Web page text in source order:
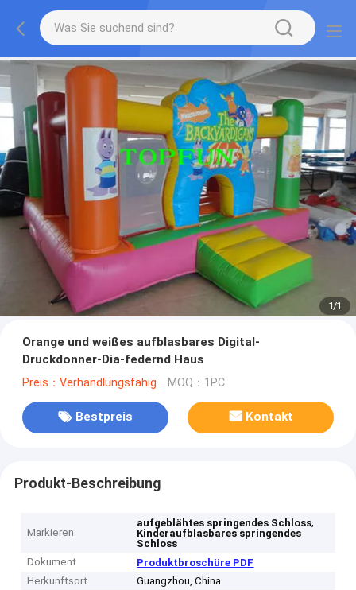
1/1
Orange und weißes aufblasbares Digital-
Druckdonner-Dia-federnd Haus
Preis：Verhandlungsfähig MOQ：1PC
Bestpreis Kontakt
Produkt-Beschreibung
Markieren
aufgeblähtes springendes Schloss,
Kinderaufblasbares springendes
Schloss
Dokument
Produktbroschüre PDF
Herkunftsort
Guangzhou, China